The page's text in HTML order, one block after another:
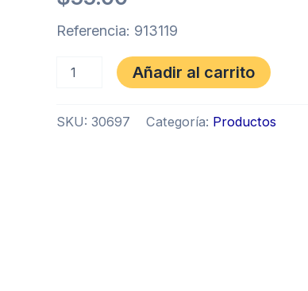
Referencia: 913119
Añadir al carrito
SKU: 30697 Categoría: Productos